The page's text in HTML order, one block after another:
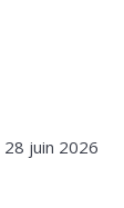
28 juin 2026